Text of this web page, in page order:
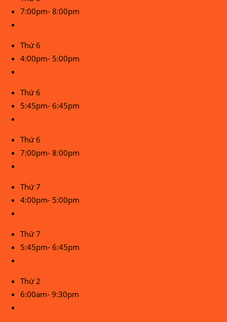
7:00pm- 8:00pm
Thứ 6
4:00pm- 5:00pm
Thứ 6
5:45pm- 6:45pm
Thứ 6
7:00pm- 8:00pm
Thứ 7
4:00pm- 5:00pm
Thứ 7
5:45pm- 6:45pm
Thứ 2
6:00am- 9:30pm